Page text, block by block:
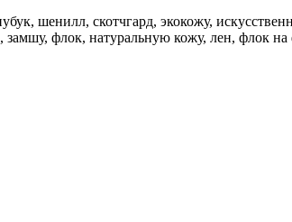
шенилл, скотчгард, экокожу,
замшу, флок, натуральную кожу, лен, флок на